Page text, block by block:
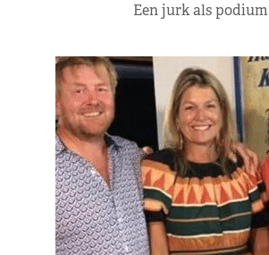
Een jurk als podium